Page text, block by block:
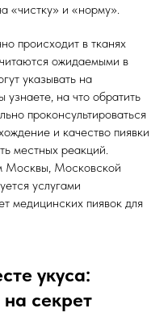
«чистку» и «норму».
происходит в тканях
ожидаемыми в
указывать на
узнаете, на что обратить
проконсультироваться
и качество пиявки
местных реакций.
Москвы, Московской
услугами
медицинских пиявок для
укуса:
секрет